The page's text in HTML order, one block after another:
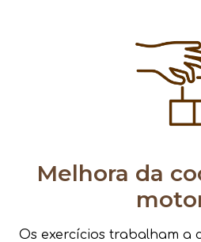
Melhora da
Os exercícios trabalham a